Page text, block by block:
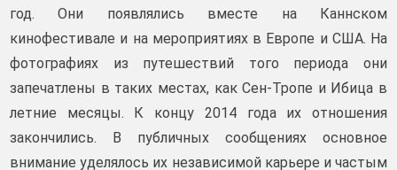
год. Они появлялись вместе на Каннском
кинофестивале и на мероприятиях в Европе и США. На
фотографиях из путешествий того периода они
запечатлены в таких местах, как Сен-Тропе и Ибица в
летние месяцы. К концу 2014 года их отношения
закончились. В публичных сообщениях основное
внимание уделялось их независимой карьере и частым